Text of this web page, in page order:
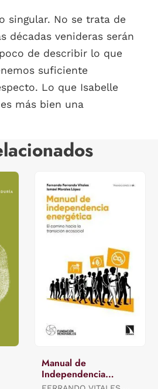
singular. No se trata de
décadas venideras serán
de describir lo que
suficiente
Lo que Isabelle
más bien una
Manual de
Independencia
Energética